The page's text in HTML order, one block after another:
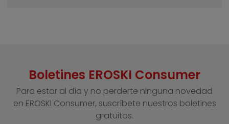
Boletines EROSKI Consumer
Para estar al día y no perderte ninguna novedad
en EROSKI Consumer, suscríbete nuestros boletines
gratuitos.